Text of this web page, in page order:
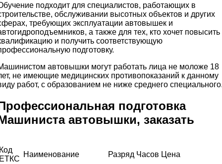
подходит для специалистов, работающих в
обслуживании высотных объектов и других
требующих эксплуатации автовышек и
а также для тех, кто хочет повысить
и получить соответствующую
подготовку.
автовышки могут работать лица не моложе 18
не имеющие медицинских противопоказаний к данному
работ, с образованием не ниже среднего
подготовка
автовышки, заказать
Наименование Разряд Часов Цена